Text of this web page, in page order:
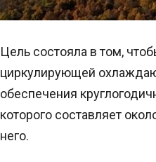
Цель состояла в том,
циркулирующей
обеспечения
которого составляет
него.